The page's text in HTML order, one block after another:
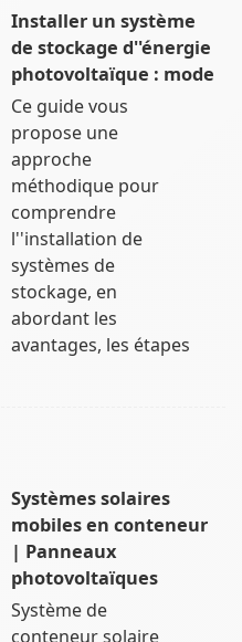
Installer un système
de stockage d''énergie
photovoltaïque : mode
Ce guide vous
propose une
approche
méthodique pour
comprendre
l''installation de
systèmes de
stockage, en
abordant les
avantages, les étapes
Systèmes solaires
mobiles en conteneur
| Panneaux
photovoltaïques
Système de
conteneur solaire